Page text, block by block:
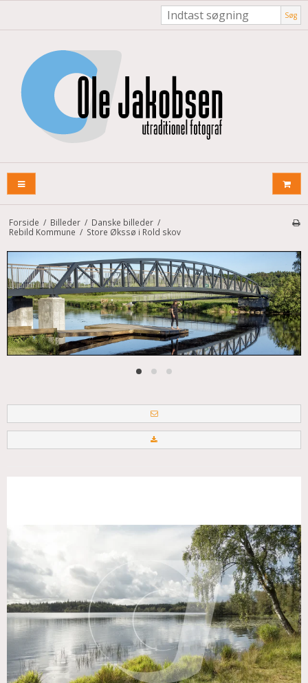
Søg
Forside / Billeder / Danske billeder /
Rebild Kommune / Store Økssø i Rold skov